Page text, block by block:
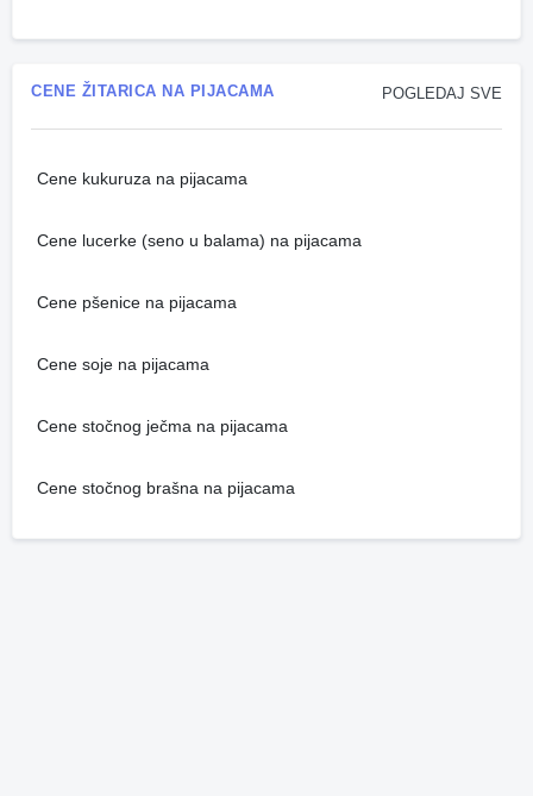
POGLEDAJ SVE
CENE ŽITARICA NA PIJACAMA
Cene kukuruza na pijacama
Cene lucerke (seno u balama) na pijacama
Cene pšenice na pijacama
Cene soje na pijacama
Cene stočnog ječma na pijacama
Cene stočnog brašna na pijacama